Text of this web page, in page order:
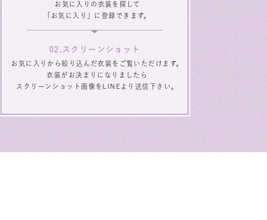
お気に入りの衣装を探して
「お気に入り」に登録できます。
スクリーンショット
お気に入りから絞り込んだ衣装をご覧いただけます。
衣装がお決まりになりましたら
スクリーンショット画像をLINEより送信下さい。